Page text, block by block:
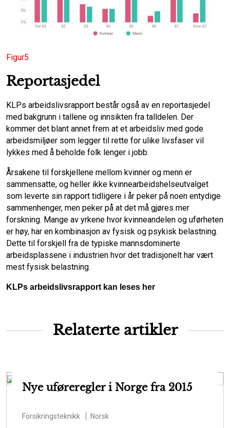
Figur5
Reportasjedel
KLPs arbeidslivsrapport består også av en reportasjedel
med bakgrunn i tallene og innsikten fra talldelen. Der
kommer det blant annet frem at et arbeidsliv med gode
arbeidsmiljøer som legger til rette for ulike livsfaser vil
lykkes med å beholde folk lenger i jobb.
Årsakene til forskjellene mellom kvinner og menn er
sammensatte, og heller ikke kvinnearbeidshelseutvalget
som leverte sin rapport tidligere i år peker på noen entydige
sammenhenger, men peker på at det må gjøres mer
forskning. Mange av yrkene hvor kvinneandelen og uførheten
er høy, har en kombinasjon av fysisk og psykisk belastning.
Dette til forskjell fra de typiske mannsdominerte
arbeidsplassene i industrien hvor det tradisjonelt har vært
mest fysisk belastning.
KLPs arbeidslivsrapport kan leses her
Relaterte artikler
Nye uføreregler i Norge fra 2015
Forsikringsteknikk Norsk